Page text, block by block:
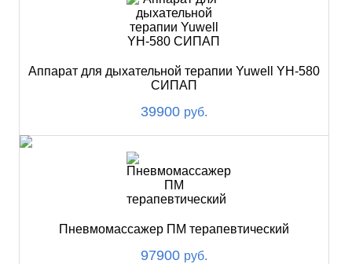
Аппарат для дыхательной терапии Yuwell YH-580
СИПАП
39900 руб.
Пневмомассажер ПМ терапевтический
97900 руб.